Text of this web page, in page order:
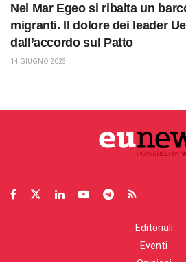
Nel Mar Egeo si ribalta un
migranti. Il dolore dei leader
dall’accordo sul Patto
14 GIUGNO 2023
Editoriali
Eventi